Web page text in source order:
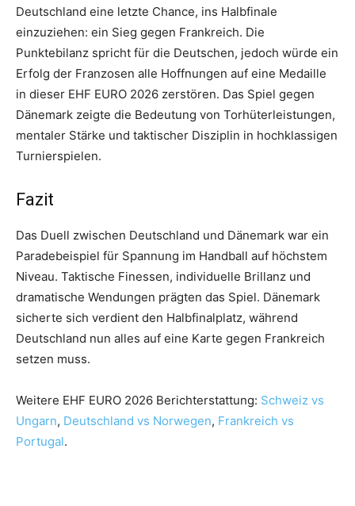
Deutschland eine letzte Chance, ins Halbfinale
einzuziehen: ein Sieg gegen Frankreich. Die
Punktebilanz spricht für die Deutschen, jedoch würde ein
Erfolg der Franzosen alle Hoffnungen auf eine Medaille
in dieser EHF EURO 2026 zerstören. Das Spiel gegen
Dänemark zeigte die Bedeutung von Torhüterleistungen,
mentaler Stärke und taktischer Disziplin in hochklassigen
Turnierspielen.
Fazit
Das Duell zwischen Deutschland und Dänemark war ein
Paradebeispiel für Spannung im Handball auf höchstem
Niveau. Taktische Finessen, individuelle Brillanz und
dramatische Wendungen prägten das Spiel. Dänemark
sicherte sich verdient den Halbfinalplatz, während
Deutschland nun alles auf eine Karte gegen Frankreich
setzen muss.
Weitere EHF EURO 2026 Berichterstattung: Schweiz vs
Ungarn, Deutschland vs Norwegen, Frankreich vs
Portugal.